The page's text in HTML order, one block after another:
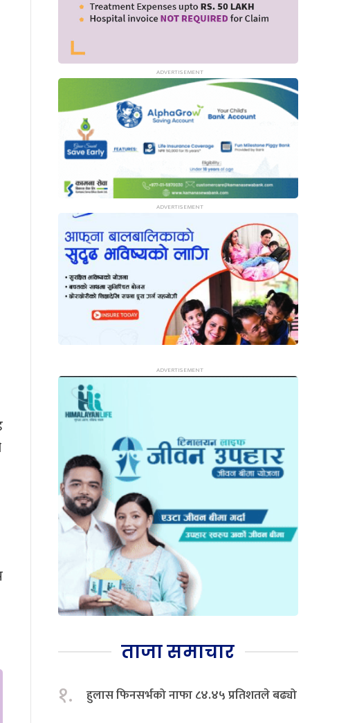
ताजा समाचार
१. हुलास फिनसर्भको नाफा ८४.४५ प्रतिशतले बढ्यो